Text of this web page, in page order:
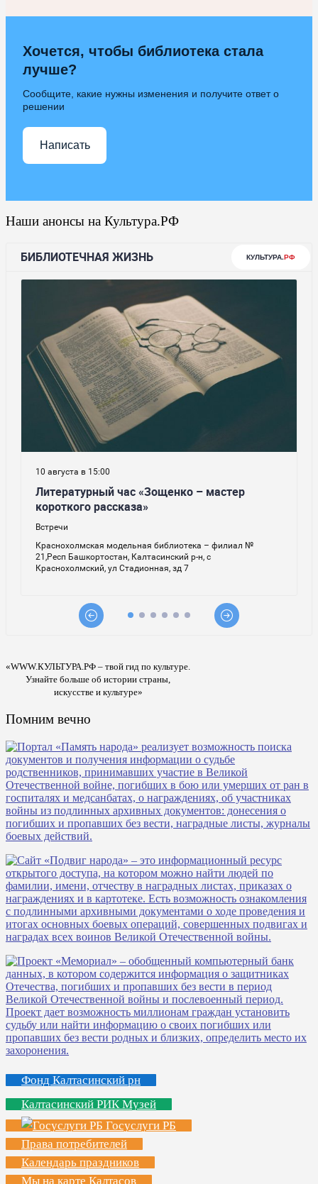
Хочется, чтобы библиотека стала
лучше?
Сообщите, какие нужны изменения и получите ответ о
решении
Написать
Наши анонсы на Культура.РФ
«WWW.КУЛЬТУРА.РФ – твой гид по культуре.
Узнайте больше об истории страны,
искусстве и культуре»
Помним вечно
Фонд Калтасинский рн
Калтасинский РИК Музей
Госуслуги РБ
Права потребителей
Календарь праздников
Мы на карте Калтасов